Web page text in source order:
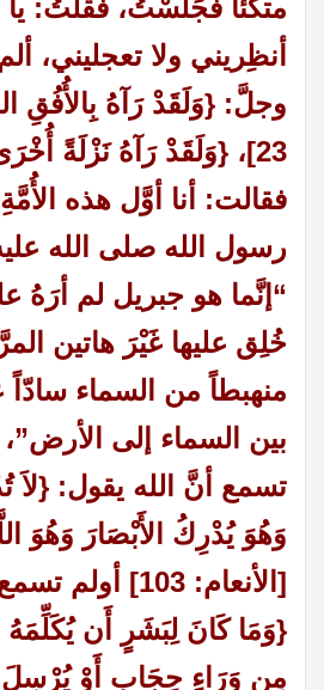
متكئا فجَلَسْتُ، فقلتُ: يا
أنظِريني ولا تعجليني،
وجلَّ: {وَلَقَدْ رَآهُ بِالأُفُقِ
فقالت: أنا أوَّل هذه
رسول الله صلى الله
“إنَّما هو جبريل لم أرَهُ
خُلِق عليها غَيْرَ هاتين
منهبطاً من السماء
بين السماء إلى
تسمع أنَّ الله يقول: {لاَ
وَهُوَ يُدْرِكُ الأَبْصَارَ وَهُوَ
[الأنعام: 103]
{وَمَا كَانَ لِبَشَرٍ أَن يُكَلِّمَهُ
مِن وَرَاءِ حِجَابٍ أَوْ